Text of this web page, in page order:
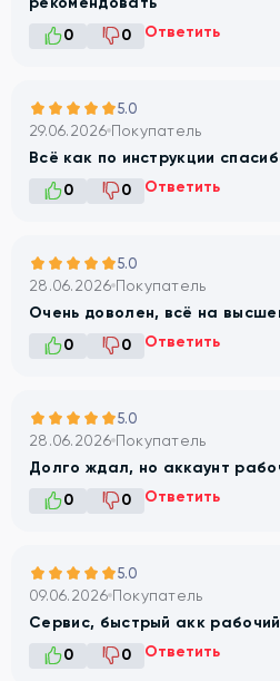
0
0 Ответить
5.0
29.06.2026 Покупатель
Всё как по инструкции
0
0 Ответить
5.0
28.06.2026 Покупатель
Очень доволен, всё на
0
0 Ответить
5.0
28.06.2026 Покупатель
Долго ждал, но аккаунт
0
0 Ответить
5.0
09.06.2026 Покупатель
Сервис, быстрый акк
0
0 Ответить